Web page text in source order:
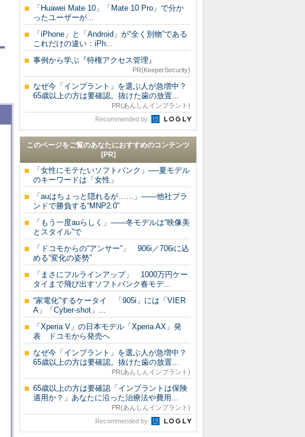
「Huawei Mate 10」「Mate 10 Pro」で分か
ったユーザーが...
「iPhone」と「Android」が“全く別物”である
これだけの違い：iPh...
事例から学ぶ『特権アクセス管理』
PR(KeeperSecurity)
なぜ今「インプラント」を選ぶ人が急増中？
65歳以上の方は要確認。抜けた歯の放置...
PR(あんしんインプラント)
Recommended by
このページをご覧のあなたにおすすめのコンテンツ
[PR]
「女性にモテたいソフトバンク」──夏モデル
のキーワードは「女性」
「auはちょっと隠れるが……」――他社ブラ
ンドで勝負する“MNP2.0”
「もう一度auらしく」――冬モデルは“映像美
とスタイル”で
「ドコモからの“アンサー”」 906i／706iに込
める“変化の姿勢”
「まさにフルラインアップ」 1000万円ケー
タイまで飛び出すソフトバンク春モデ...
“家電化”するケータイ 「905i」には「VIER
A」「Cyber-shot」...
「Xperia V」の日本モデル「Xperia AX」発
表 ドコモから発売へ
なぜ今「インプラント」を選ぶ人が急増中？
65歳以上の方は要確認。抜けた歯の放置...
PR(あんしんインプラント)
65歳以上の方は要確認「インプラントは保険
適用か？」あなたに沿った治療法や費用...
PR(あんしんインプラント)
Recommended by